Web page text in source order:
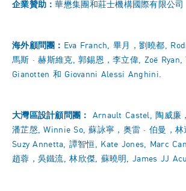
企業贊助 ：華懋集團和莊士機構國際有限公司
海外顧問團 ： Eva Franch, 畢月，劉曉都,
馬斯 · 赫斯維克, 郭錫恩，李立偉, Zoë Ryan,
Gianotten 和 Giovanni Alessi Anghini.
大灣區設計顧問團 ：
Arnault Castel, 陶威廉
潘芷慇, Winnie So, 蘇詠寧，奥雷 · 伯曼，林
Suzy Annetta, 譚智恒, Kate Jones, Marc
趙蓉，吳鐵流, 林欣傑, 蘇曉明, James JJ